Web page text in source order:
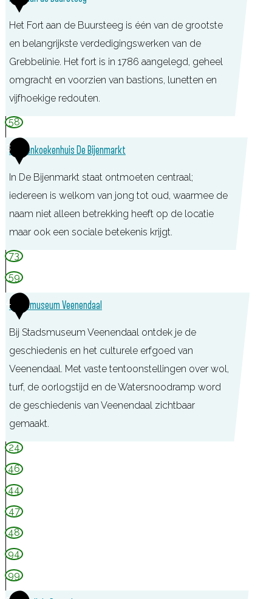
O
P
F
o
r
t
a
n
d
e
B
u
r
s
t
e
g
Het Fort aan de Buursteeg is één van de grootste
en belangrijkste verdedigingswerken van de
Grebbelinie. Het fort is in 1786 aangelegd, geheel
omgracht en voorzien van bastions, lunetten en
vijfhoekige redouten.
58
3Pannenkoekenhuis De Bijenmarkt
In De Bijenmarkt staat ontmoeten centraal;
iedereen is welkom van jong tot oud, waarmee de
naam niet alleen betrekking heeft op de locatie
maar ook een sociale betekenis krijgt.
P
a
n
e
n
k
o
e
k
n
h
u
i
s
D
B
73
59
4Stadsmuseum Veenendaal
Bij Stadsmuseum Veenendaal ontdek je de
geschiedenis en het culturele erfgoed van
Veenendaal. Met vaste tentoonstellingen over wol,
turf, de oorlogstijd en de Watersnoodramp word
de geschiedenis van Veenendaal zichtbaar
gemaakt.
S
t
a
s
m
u
s
e
24
46
44
47
48
94
99